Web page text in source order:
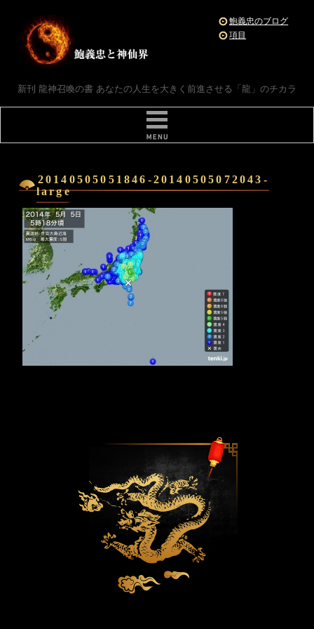
鮑義忠のブログ
項目
新刊 龍神召喚の書 あなたの人生を大きく前進させる「龍」のチカラ
20140505051846-20140505072043-
large